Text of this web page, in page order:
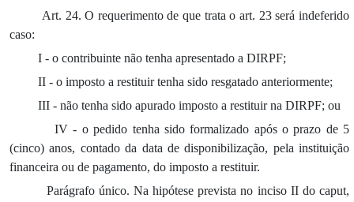
Art. 24. O requerimento de que trata o art. 23 será indeferido
caso:
I - o contribuinte não tenha apresentado a DIRPF;
II - o imposto a restituir tenha sido resgatado anteriormente;
III - não tenha sido apurado imposto a restituir na DIRPF; ou
IV - o pedido tenha sido formalizado após o prazo de 5
(cinco) anos, contado da data de disponibilização, pela instituição
financeira ou de pagamento, do imposto a restituir.
Parágrafo único. Na hipótese prevista no inciso II do caput,